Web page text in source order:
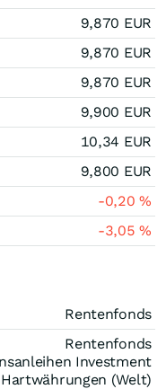
9,870 EUR
9,870 EUR
9,870 EUR
9,900 EUR
10,34 EUR
9,800 EUR
-0,20%
-3,05%
Rentenfonds
Rentenfonds
Investment
(Welt)